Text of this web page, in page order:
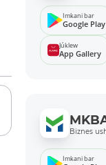
Imkani bar
Google Play
Júklew
App Gallery
Biznes
Imkani bar